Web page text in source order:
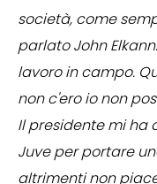
società, come
parlato John
lavoro in campo.
non c'ero io non
Il presidente mi ha
Juve per portare
altrimenti non